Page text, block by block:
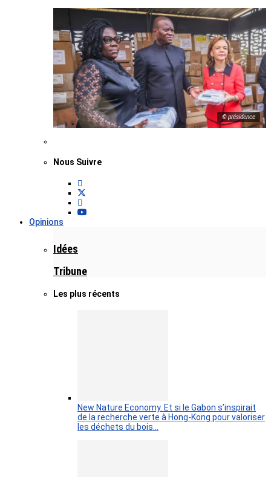
© présidence
Nous Suivre
Opinions
Idées
Tribune
Les plus récents
New Nature Economy. Et si le Gabon s’inspirait
de la recherche verte à Hong-Kong pour valoriser
les déchets du bois…